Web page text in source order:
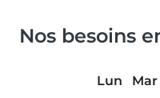
Nos besoins
Lun Mar